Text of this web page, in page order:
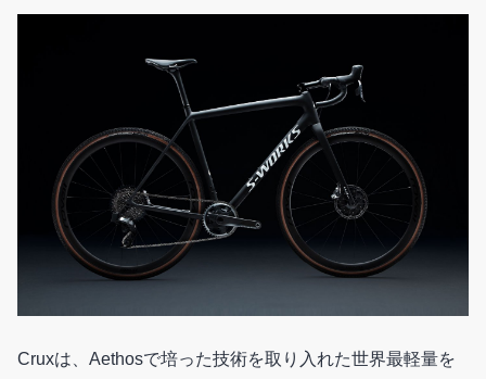
Cruxは、Aethosで培った技術を取り入れた世界最軽量を